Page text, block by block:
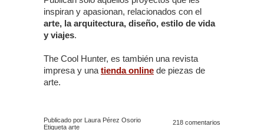
inspiran y apasionan, relacionados con el
arte, la arquitectura, diseño, estilo de vida
y viajes.
The Cool Hunter, es también una revista
impresa y una tienda online de piezas de
arte.
Publicado por Laura Pérez Osorio
Etiqueta arte
218 comentarios